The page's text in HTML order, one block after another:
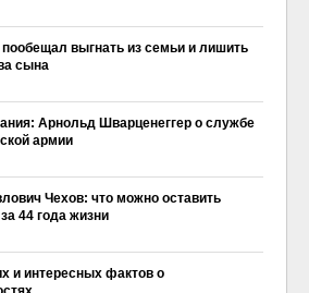
выгнать из семьи и лишить
сына
Арнольд Шварценеггер о службе
армии
Чехов: что можно оставить
44 года жизни
и интересных фактов о